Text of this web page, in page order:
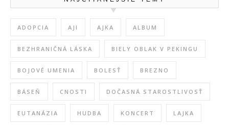
ADOPCIA AJI AJKA ALBUM
BEZHRANIČNÁ LÁSKA BIELY OBLAK V PEKINGU
BOJOVÉ UMENIA BOLESŤ BREZNO
BÁSEŇ CNOSTI DOČASNÁ STAROSTLIVOSŤ
EUTANÁZIA HUDBA KONCERT LAJKA